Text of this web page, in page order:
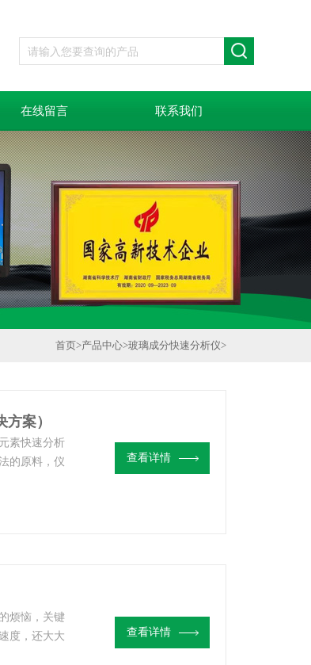
在线留言 联系我们
首页>产品中心>玻璃成分快速分析仪>
案）
素快速分析
的原料，仪
一次熔样可
查看详情
烦恼，关键
度，还大大
查看详情